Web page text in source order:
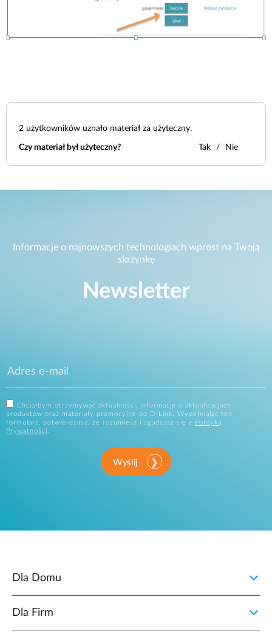
2 użytkowników uznało materiał za użyteczny.
Czy materiał był użyteczny? Tak Nie
Informacje o najnowszych technologiach wprost na Twoją
skrzynkę
Newsletter
Chciałbym otrzymywać aktualności, informacje o aktualizacjach
produktów oraz materiały promocyjne od D-Link. Wypełniając ten
formularz, potwierdzasz, że rozumiesz i zgadzasz się z
Polityką
Prywatności
Wyślij
Dla Domu
Dla Firm